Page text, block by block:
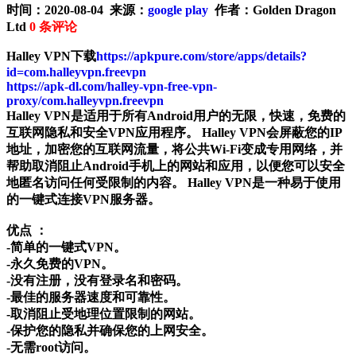
时间：2020-08-04 来源： google play 作者：Golden Dragon
Ltd 0 条评论
Halley VPN下载https://apkpure.com/store/apps/details?
id=com.halleyvpn.freevpn
https://apk-dl.com/halley-vpn-free-vpn-
proxy/com.halleyvpn.freevpn
Halley VPN是适用于所有Android用户的无限，快速，免费的
互联网隐私和安全VPN应用程序。 Halley VPN会屏蔽您的IP
地址，加密您的互联网流量，将公共Wi-Fi变成专用网络，并
帮助取消阻止Android手机上的网站和应用，以便您可以安全
地匿名访问任何受限制的内容。 Halley VPN是一种易于使用
的一键式连接VPN服务器。
优点 ：
-简单的一键式VPN。
-永久免费的VPN。
-没有注册，没有登录名和密码。
-最佳的服务器速度和可靠性。
-取消阻止受地理位置限制的网站。
-保护您的隐私并确保您的上网安全。
-无需root访问。